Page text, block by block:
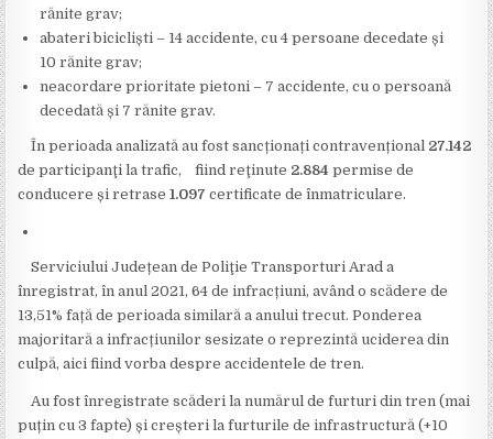
rănite grav;
abateri bicicliști – 14 accidente, cu 4 persoane decedate și
10 rănite grav;
neacordare prioritate pietoni – 7 accidente, cu o persoană
decedată și 7 rănite grav.
În perioada analizată au fost sancționați contravențional 27.142
de participanţi la trafic, fiind reţinute 2.884 permise de
conducere și retrase1.097certificate de înmatriculare.
Serviciului Județean de Poliţie Transporturi Arad a
înregistrat, în anul 2021, 64 de infracțiuni, având o scădere de
13,51% față de perioada similară a anului trecut. Ponderea
majoritară a infracțiunilor sesizate o reprezintă uciderea din
culpă, aici fiind vorba despre accidentele de tren.
Au fost înregistrate scăderi la numărul de furturi din tren (mai
puțin cu 3 fapte) și creșteri la furturile de infrastructură (+10